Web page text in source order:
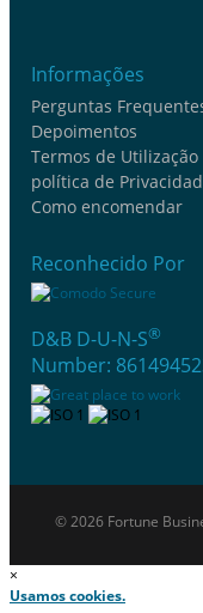
Informações
Perguntas
Depoimentos
Termos de Utilização
política de
Como encomendar
Reconhecido Por
D&B D-U-N-S®
Number:
© 2026 Fortune
×
Usamos cookies.